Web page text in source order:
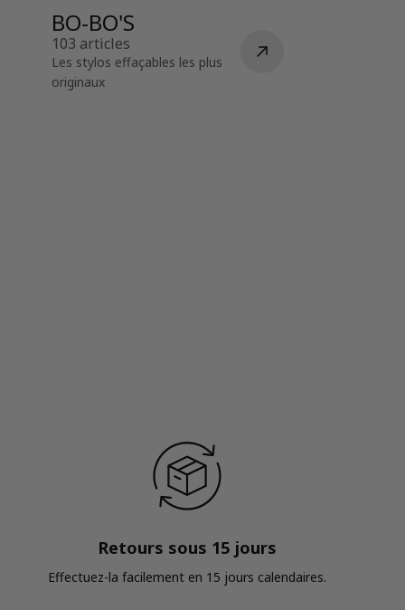
BO-BO'S
103 articles
Les stylos effaçables les plus
originaux
Retours sous 15 jours
Effectuez-la facilement en 15 jours calendaires.